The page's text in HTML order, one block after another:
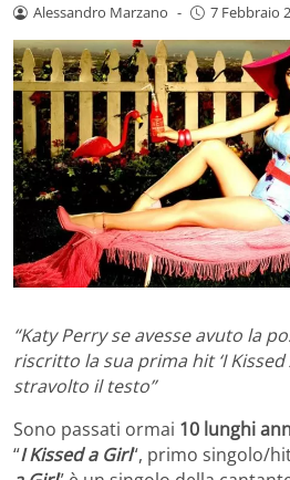
Alessandro Marzano - 7 Febbraio
“Katy Perry se avesse avuto la
riscritto la sua prima hit ‘I Kissed
stravolto il testo”
Sono passati ormai 10 lunghi
“I Kissed a Girl“, primo singolo/